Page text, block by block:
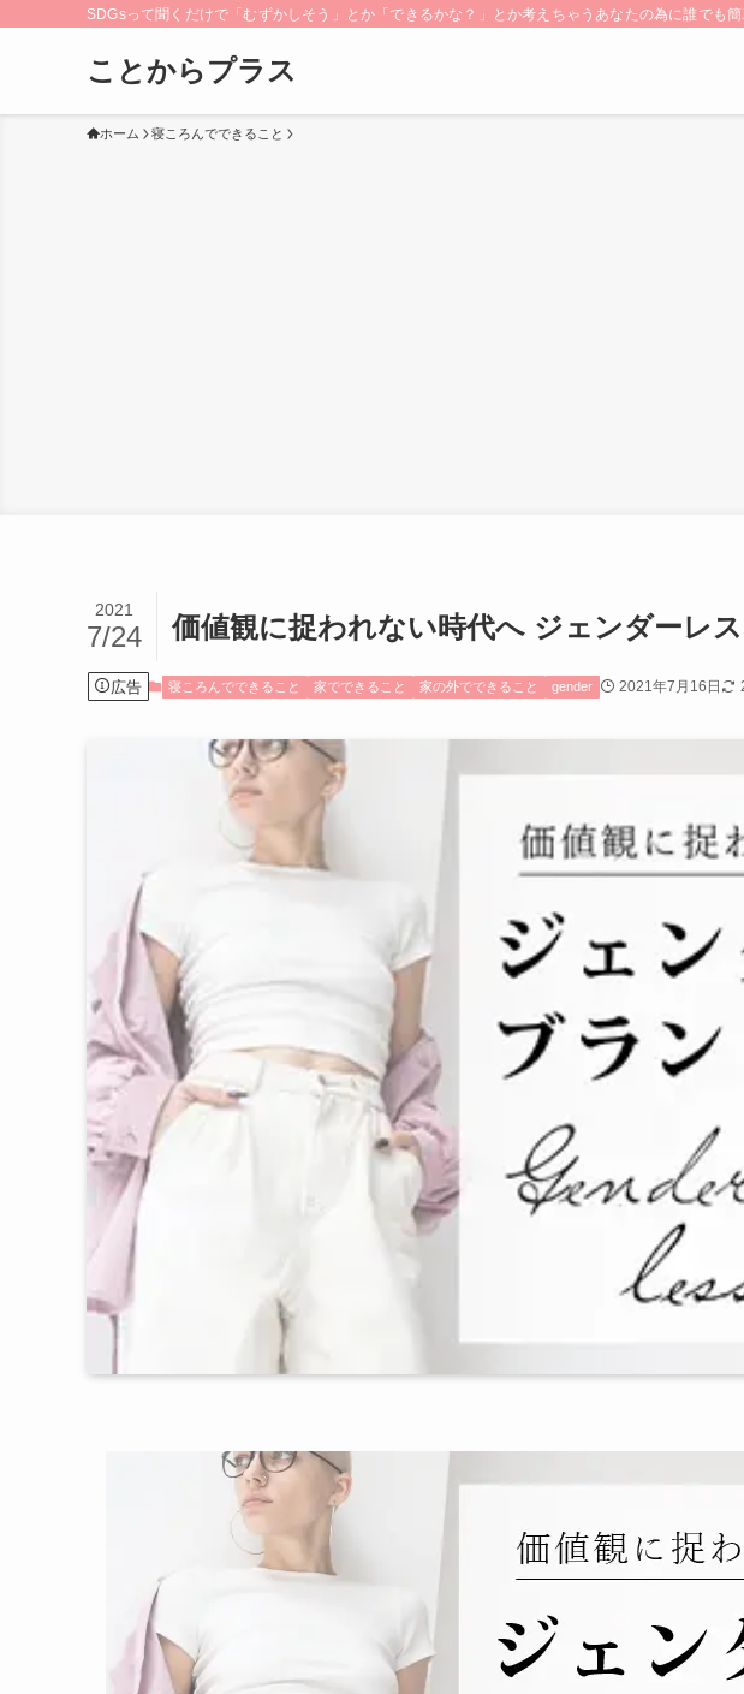
SDGsって聞くだけで「むずかしそう」とか「できるかな？」とか考えちゃうあなたの為に誰でも
ことからプラス
ホーム 寝ころんでできること
価値観に捉われない時代へ ジェンダーレ
2021
7/24
広告 寝ころんでできること 家でできること 家の外でできること gender 2021年7月16日